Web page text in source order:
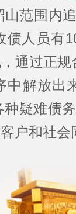
范围内
人员有
通过正
中解放出
疑难债
户和社会